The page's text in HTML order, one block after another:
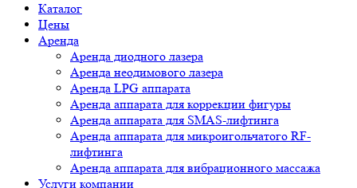
Каталог
Цены
Аренда
Аренда диодного лазера
Аренда неодимового лазера
Аренда LPG аппарата
Аренда аппарата для коррекции фигуры
Аренда аппарата для SMAS-лифтинга
Аренда аппарата для микроигольчатого RF-
лифтинга
Аренда аппарата для вибрационного массажа
Услуги компании